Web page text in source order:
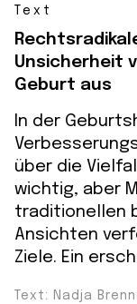
Text
Unsicherheit
Geburt aus
In der
über die
wichtig, aber
traditionellen
Ansichten
Ziele. Ein
Text: Nadja